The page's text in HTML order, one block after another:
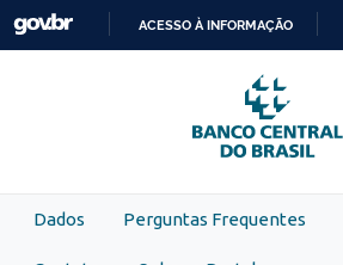
Skip to main content
PARA
O
CONTEÚDO
ACESSO À INFORMAÇÃO
Dados Perguntas Frequentes